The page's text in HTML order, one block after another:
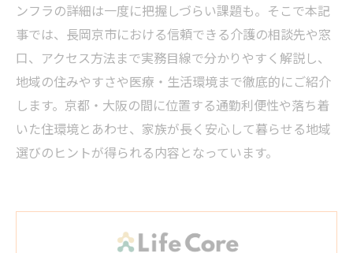
ンフラの詳細は一度に把握しづらい課題も。そこで本記
事では、長岡京市における信頼できる介護の相談先や窓
口、アクセス方法まで実務目線で分かりやすく解説し、
地域の住みやすさや医療・生活環境まで徹底的にご紹介
します。京都・大阪の間に位置する通勤利便性や落ち着
いた住環境とあわせ、家族が長く安心して暮らせる地域
選びのヒントが得られる内容となっています。